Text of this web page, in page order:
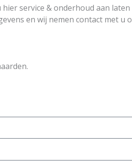
service & onderhoud aan
en wij nemen contact met u